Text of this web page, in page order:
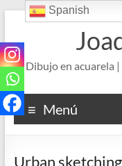
Saltar
contenido
Dibujo en acuarela
Menú
Urban
Spanish